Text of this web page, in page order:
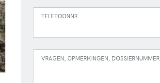
TELEFOONNR
VRAGEN, OPMERKINGEN, DOSSIERNUMMER